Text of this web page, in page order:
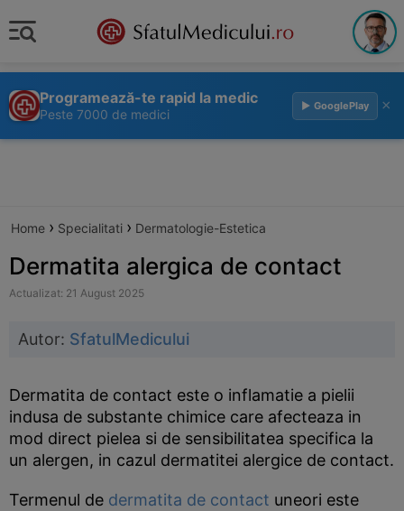
Programează-te rapid la medic
Peste 7000 de medici
▶ GooglePlay ×
Home › Specialitati › Dermatologie-Estetica
Dermatita alergica de contact
Actualizat: 21 August 2025
Autor: SfatulMedicului
Dermatita de contact este o inflamatie a pielii
indusa de substante chimice care afecteaza in
mod direct pielea si de sensibilitatea specifica la
un alergen, in cazul dermatitei alergice de contact.
Termenul de dermatita de contact uneori este